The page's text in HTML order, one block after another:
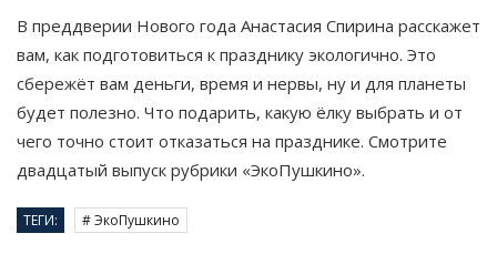
В преддверии Нового года Анастасия Спирина расскажет
вам, как подготовиться к празднику экологично. Это
сбережёт вам деньги, время и нервы, ну и для планеты
будет полезно. Что подарить, какую ёлку выбрать и от
чего точно стоит отказаться на празднике. Смотрите
двадцатый выпуск рубрики «ЭкоПушкино».
ТЕГИ: # ЭкоПушкино